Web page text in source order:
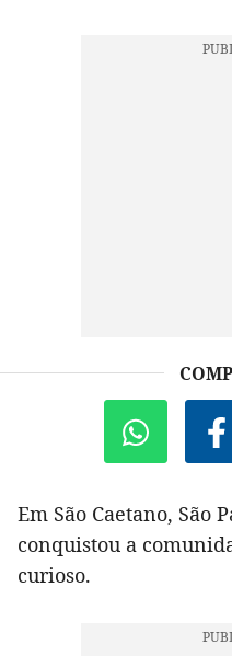
Em São Caetano, São
conquistou a
curioso.